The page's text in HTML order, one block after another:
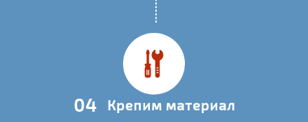
04 Крепим материал